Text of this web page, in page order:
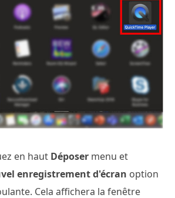
en haut Déposer menu et
enregistrement d'écran option
Cela affichera la fenêtre